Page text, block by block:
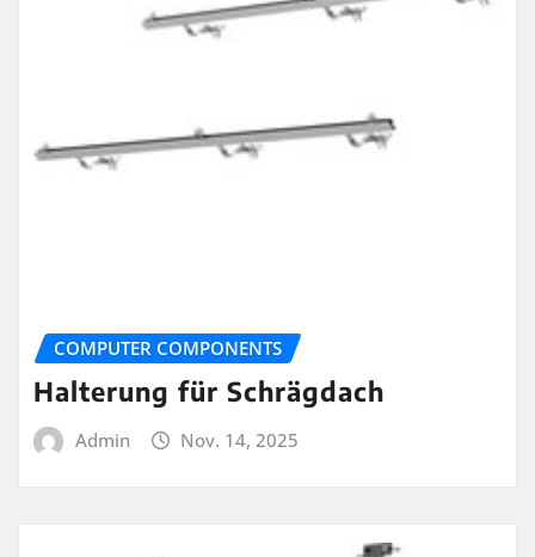
COMPUTER COMPONENTS
Halterung für Schrägdach
Admin Nov. 14, 2025